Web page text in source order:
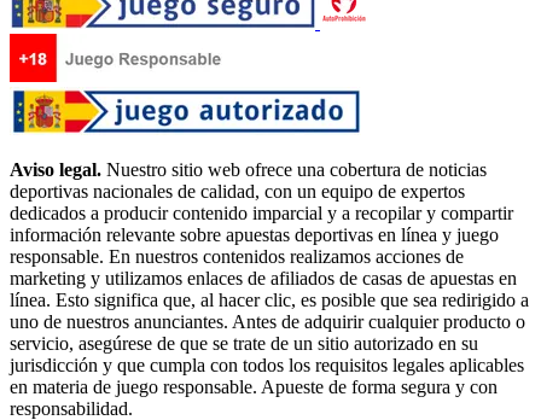
Aviso legal. Nuestro sitio web ofrece una cobertura de noticias
deportivas nacionales de calidad, con un equipo de expertos
dedicados a producir contenido imparcial y a recopilar y compartir
información relevante sobre apuestas deportivas en línea y juego
responsable. En nuestros contenidos realizamos acciones de
marketing y utilizamos enlaces de afiliados de casas de apuestas en
línea. Esto significa que, al hacer clic, es posible que sea redirigido a
uno de nuestros anunciantes. Antes de adquirir cualquier producto o
servicio, asegúrese de que se trate de un sitio autorizado en su
jurisdicción y que cumpla con todos los requisitos legales aplicables
en materia de juego responsable. Apueste de forma segura y con
responsabilidad.